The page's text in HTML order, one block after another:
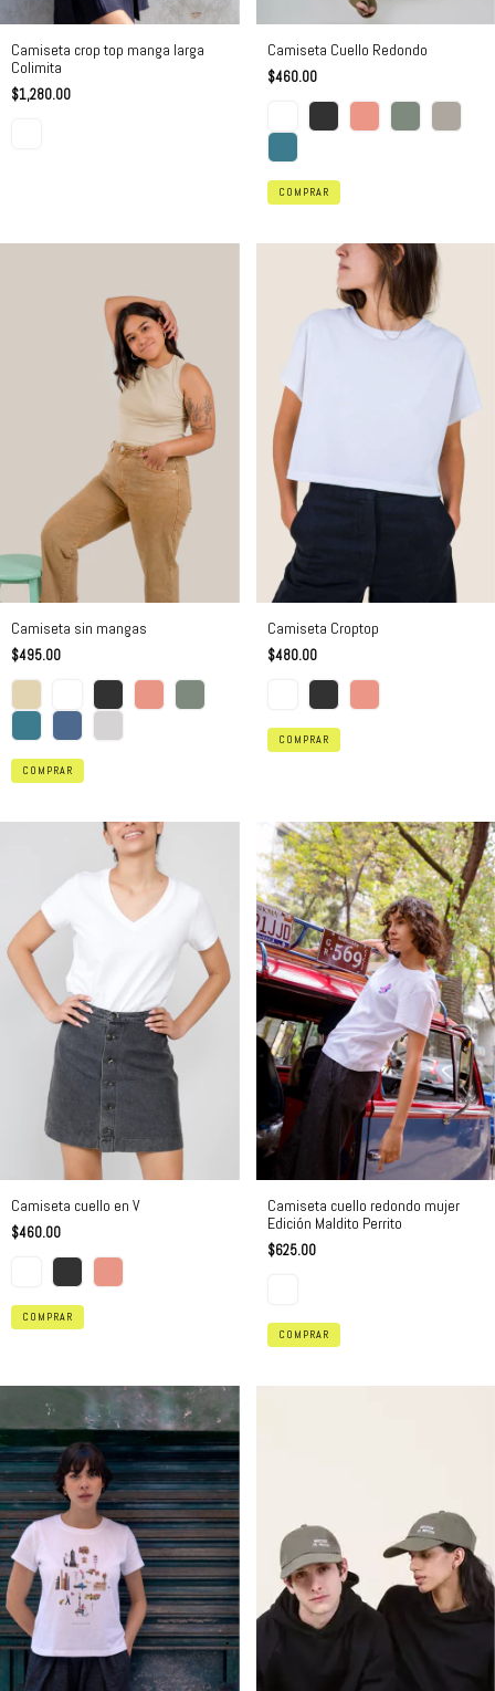
Camiseta crop top manga larga
Colimita
$1,280.00
Camiseta Cuello Redondo
$460.00
COMPRAR
Camiseta sin mangas
$495.00
COMPRAR
Camiseta Croptop
$480.00
COMPRAR
Camiseta cuello en V
$460.00
COMPRAR
Camiseta cuello redondo mujer
Edición Maldito Perrito
$625.00
COMPRAR